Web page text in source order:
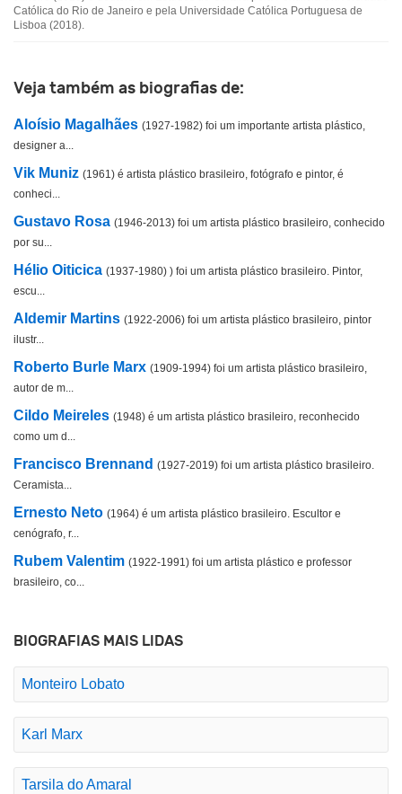
Outro
Católica do Rio de Janeiro e pela Universidade Católica Portuguesa de
Lisboa (2018).
Veja também as biografias de:
Aloísio Magalhães (1927-1982) foi um importante artista plástico,
designer a...
Vik Muniz (1961) é artista plástico brasileiro, fotógrafo e pintor, é
conheci...
Gustavo Rosa (1946-2013) foi um artista plástico brasileiro, conhecido
por su...
Hélio Oiticica (1937-1980) ) foi um artista plástico brasileiro. Pintor,
escu...
Aldemir Martins (1922-2006) foi um artista plástico brasileiro, pintor
ilustr...
Roberto Burle Marx (1909-1994) foi um artista plástico brasileiro,
autor de m...
Cildo Meireles (1948) é um artista plástico brasileiro, reconhecido
como um d...
Francisco Brennand (1927-2019) foi um artista plástico brasileiro.
Ceramista...
Ernesto Neto (1964) é um artista plástico brasileiro. Escultor e
cenógrafo, r...
Rubem Valentim (1922-1991) foi um artista plástico e professor
brasileiro, co...
BIOGRAFIAS MAIS LIDAS
Monteiro Lobato
Karl Marx
Tarsila do Amaral